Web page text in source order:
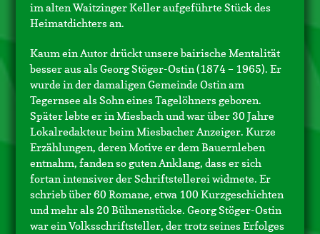
im alten Waitzinger Keller aufgeführte Stück des
Heimatdichters an.
Kaum ein Autor drückt unsere bairische Mentalität
besser aus als Georg Stöger-Ostin (1874 – 1965). Er
wurde in der damaligen Gemeinde Ostin am
Tegernsee als Sohn eines Tagelöhners geboren.
Später lebte er in Miesbach und war über 30 Jahre
Lokalredakteur beim Miesbacher Anzeiger. Kurze
Erzählungen, deren Motive er dem Bauernleben
entnahm, fanden so guten Anklang, dass er sich
fortan intensiver der Schriftstellerei widmete. Er
schrieb über 60 Romane, etwa 100 Kurzgeschichten
und mehr als 20 Bühnenstücke. Georg Stöger-Ostin
war ein Volksschriftsteller, der trotz seines Erfolges